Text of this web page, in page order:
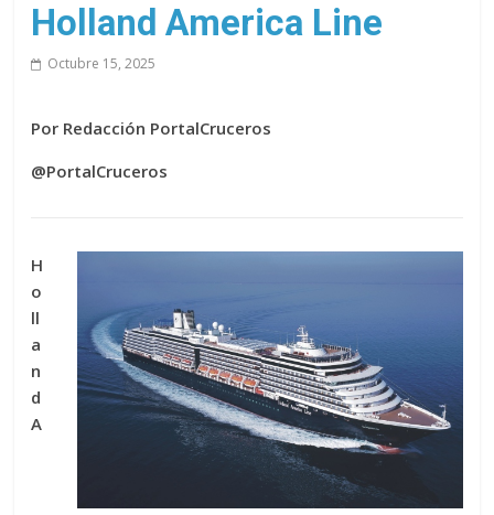
Holland America Line
Octubre 15, 2025
Por Redacción PortalCruceros
@PortalCruceros
H
o
ll
a
n
d
A